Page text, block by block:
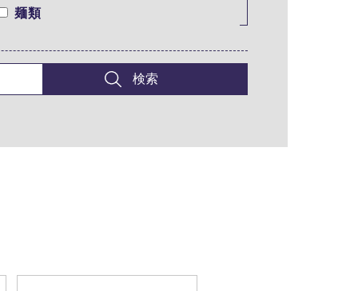
麺類